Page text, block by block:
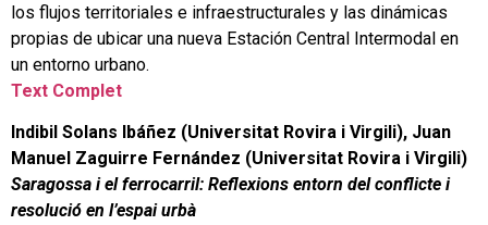
los flujos territoriales e infraestructurales y las dinámicas
propias de ubicar una nueva Estación Central Intermodal en
un entorno urbano.
Text Complet
Indibil Solans Ibáñez (Universitat Rovira i Virgili), Juan
Manuel Zaguirre Fernández (Universitat Rovira i Virgili)
Saragossa i el ferrocarril: Reflexions entorn del conflicte i
resolució en l’espai urbà